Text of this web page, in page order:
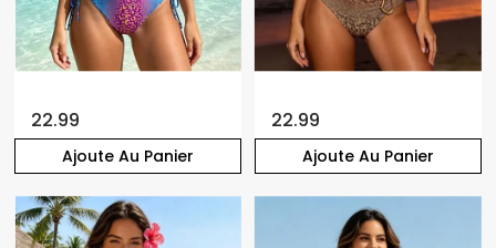
Ajoute Au Panier
22.99
Ajoute Au Panier
22.99